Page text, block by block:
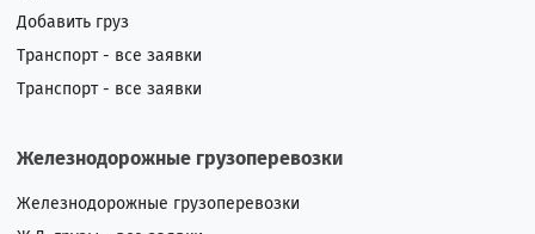
Добавить груз
Транспорт - все заявки
Транспорт - все заявки
Железнодорожные грузоперевозки
Железнодорожные грузоперевозки